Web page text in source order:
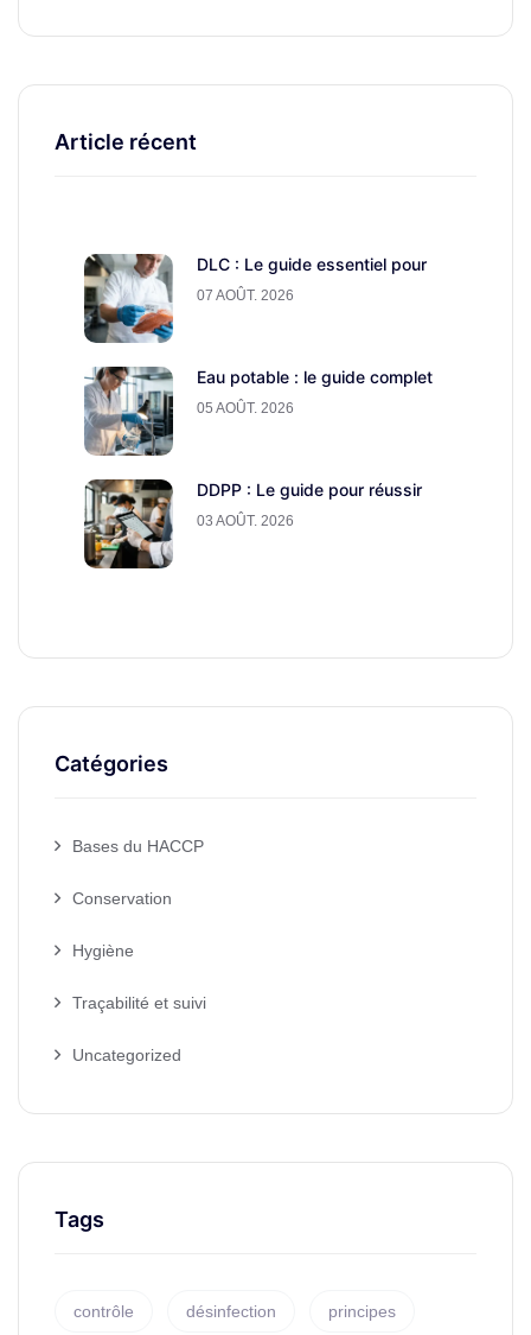
Article récent
DLC : Le guide essentiel pour
07 AOÛT. 2026
Eau potable : le guide complet
05 AOÛT. 2026
DDPP : Le guide pour réussir
03 AOÛT. 2026
Catégories
Bases du HACCP
Conservation
Hygiène
Traçabilité et suivi
Uncategorized
Tags
contrôle désinfection principes